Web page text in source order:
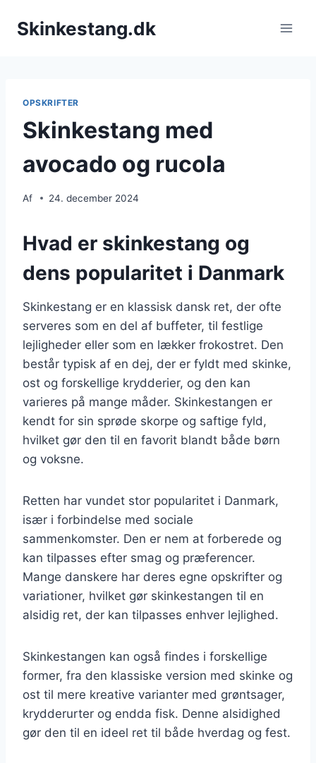
Skinkestang.dk
OPSKRIFTER
Skinkestang med
avocado og rucola
Af 24. december 2024
Hvad er skinkestang og
dens popularitet i Danmark
Skinkestang er en klassisk dansk ret, der ofte
serveres som en del af buffeter, til festlige
lejligheder eller som en lækker frokostret. Den
består typisk af en dej, der er fyldt med skinke,
ost og forskellige krydderier, og den kan
varieres på mange måder. Skinkestangen er
kendt for sin sprøde skorpe og saftige fyld,
hvilket gør den til en favorit blandt både børn
og voksne.
Retten har vundet stor popularitet i Danmark,
især i forbindelse med sociale
sammenkomster. Den er nem at forberede og
kan tilpasses efter smag og præferencer.
Mange danskere har deres egne opskrifter og
variationer, hvilket gør skinkestangen til en
alsidig ret, der kan tilpasses enhver lejlighed.
Skinkestangen kan også findes i forskellige
former, fra den klassiske version med skinke og
ost til mere kreative varianter med grøntsager,
krydderurter og endda fisk. Denne alsidighed
gør den til en ideel ret til både hverdag og fest.